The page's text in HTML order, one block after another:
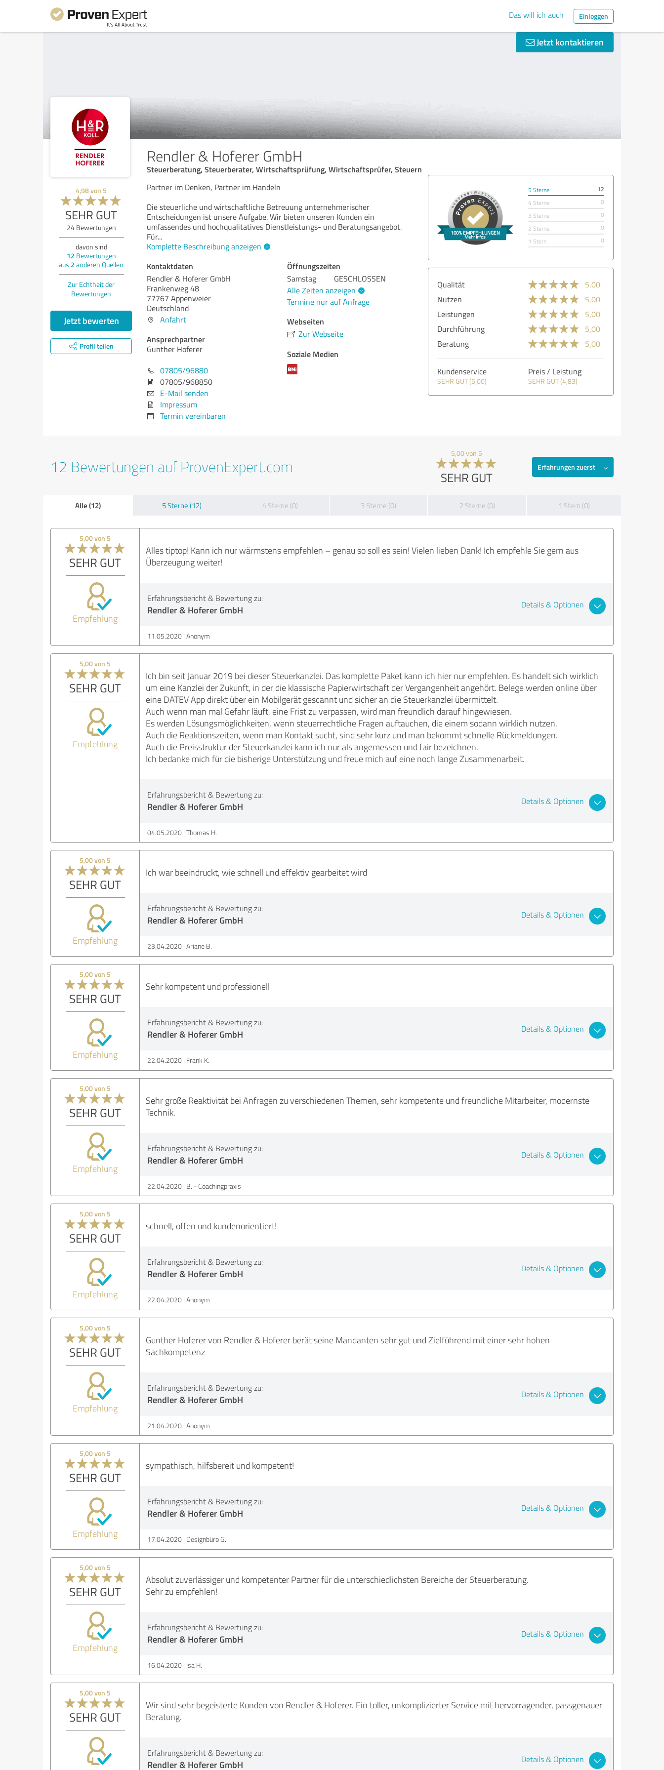
Das will ich auch Einloggen
Jetzt kontaktieren
Rendler & Hoferer GmbH
Steuerberatung, Steuerberater, Wirtschaftsprüfung, Wirtschaftsprüfer, Steuern
4,98von 5
SEHR GUT
24Bewertungen
davon sind
12 Bewertungen
aus 2 anderen Quellen
Zur Echtheit der
Bewertungen
Jetzt bewerten
Profil teilen
Partner im Denken, Partner im Handeln
Die steuerliche und wirtschaftliche Betreuung unternehmerischer
Entscheidungen ist unsere Aufgabe. Wir bieten unseren Kunden ein
umfassendes und hochqualitatives Dienstleistungs- und Beratungsangebot.
Für...
Komplette Beschreibung anzeigen
Kontaktdaten
Rendler & Hoferer GmbH
Frankenweg 48
77767 Appenweier
Deutschland
Anfahrt
Ansprechpartner
Gunther Hoferer
07805/96880
07805/968850
E-Mail senden
Impressum
Termin vereinbaren
Öffnungszeiten
Samstag
GESCHLOSSEN
Alle Zeiten anzeigen
Termine nur auf Anfrage
Webseiten
Zur Webseite
Soziale Medien
5 Sterne
12
4 Sterne
0
3 Sterne
0
2 Sterne
0
1 Stern
0
Qualität
5,00
Nutzen
5,00
Leistungen
5,00
Durchführung
5,00
Beratung
5,00
Kundenservice
SEHR GUT (5,00)
Preis / Leistung
SEHR GUT (4,83)
12 Bewertungen auf ProvenExpert.com
5,00 von 5
SEHR GUT
Erfahrungen zuerst
Alle (12) 5 Sterne (12) 4 Sterne (0) 3 Sterne (0) 2 Sterne (0) 1 Stern (0)
5,00 von 5
SEHR GUT
Empfehlung
Alles tiptop! Kann ich nur wärmstens empfehlen – genau so soll es sein! Vielen lieben Dank! Ich empfehle Sie gern aus
Überzeugung weiter!
Erfahrungsbericht & Bewertung zu:
Rendler & Hoferer GmbH Details & Optionen
11.05.2020 Anonym
5,00 von 5
SEHR GUT
Empfehlung
Ich bin seit Januar 2019 bei dieser Steuerkanzlei. Das komplette Paket kann ich hier nur empfehlen. Es handelt sich wirklich
um eine Kanzlei der Zukunft, in der die klassische Papierwirtschaft der Vergangenheit angehört. Belege werden online über
eine DATEV App direkt über ein Mobilgerät gescannt und sicher an die Steuerkanzlei übermittelt.
Auch wenn man mal Gefahr läuft, eine Frist zu verpassen, wird man freundlich darauf hingewiesen.
Es werden Lösungsmöglichkeiten, wenn steuerrechtliche Fragen auftauchen, die einem sodann wirklich nutzen.
Auch die Reaktionszeiten, wenn man Kontakt sucht, sind sehr kurz und man bekommt schnelle Rückmeldungen.
Auch die Preisstruktur der Steuerkanzlei kann ich nur als angemessen und fair bezeichnen.
Ich bedanke mich für die bisherige Unterstützung und freue mich auf eine noch lange Zusammenarbeit.
Erfahrungsbericht & Bewertung zu:
Rendler & Hoferer GmbH Details & Optionen
04.05.2020 Thomas H.
5,00 von 5
SEHR GUT
Empfehlung
Ich war beeindruckt, wie schnell und effektiv gearbeitet wird
Erfahrungsbericht & Bewertung zu:
Rendler & Hoferer GmbH Details & Optionen
23.04.2020 Ariane B.
5,00 von 5
SEHR GUT
Empfehlung
Sehr kompetent und professionell
Erfahrungsbericht & Bewertung zu:
Rendler & Hoferer GmbH Details & Optionen
22.04.2020 Frank K.
5,00 von 5
SEHR GUT
Empfehlung
Sehr große Reaktivität bei Anfragen zu verschiedenen Themen, sehr kompetente und freundliche Mitarbeiter, modernste
Technik.
Erfahrungsbericht & Bewertung zu:
Rendler & Hoferer GmbH Details & Optionen
22.04.2020 B. - Coachingpraxis
5,00 von 5
SEHR GUT
Empfehlung
schnell, offen und kundenorientiert!
Erfahrungsbericht & Bewertung zu:
Rendler & Hoferer GmbH Details & Optionen
22.04.2020 Anonym
5,00 von 5
SEHR GUT
Empfehlung
Gunther Hoferer von Rendler & Hoferer berät seine Mandanten sehr gut und Zielführend mit einer sehr hohen
Sachkompetenz
Erfahrungsbericht & Bewertung zu:
Rendler & Hoferer GmbH Details & Optionen
21.04.2020 Anonym
5,00 von 5
SEHR GUT
Empfehlung
sympathisch, hilfsbereit und kompetent!
Erfahrungsbericht & Bewertung zu:
Rendler & Hoferer GmbH Details & Optionen
17.04.2020 Designbüro G.
5,00 von 5
SEHR GUT
Empfehlung
Absolut zuverlässiger und kompetenter Partner für die unterschiedlichsten Bereiche der Steuerberatung.
Sehr zu empfehlen!
Erfahrungsbericht & Bewertung zu:
Rendler & Hoferer GmbH Details & Optionen
16.04.2020 Isa H.
5,00 von 5
SEHR GUT
Wir sind sehr begeisterte Kunden von Rendler & Hoferer. Ein toller, unkomplizierter Service mit hervorragender, passgenauer
Beratung.
Erfahrungsbericht & Bewertung zu:
Rendler & Hoferer GmbH Details & Optionen